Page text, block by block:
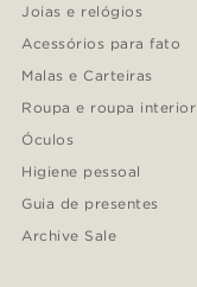
Joias e relógios
Acessórios para fato
Malas e Carteiras
Roupa e roupa interior
Óculos
Higiene pessoal
Guia de presentes
Archive Sale